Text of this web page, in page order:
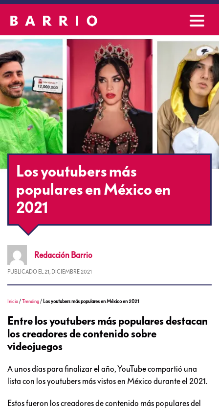
Los youtubers más
populares en México en
2021
Redacción Barrio
PUBLICADO EL 21, DICIEMBRE 2021
Inicio /Trending / Los youtubers más populares en México en 2021
Entre los youtubers más populares destacan
los creadores de contenido sobre
videojuegos
A unos días para finalizar el año, YouTube compartió una
lista con los youtubers más vistos en México durante el 2021.
Estos fueron los creadores de contenido más populares del